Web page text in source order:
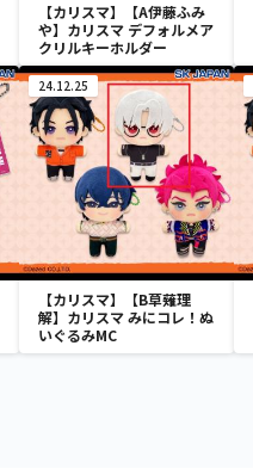
【カリスマ】【A伊藤ふみ
や】カリスマ デフォルメア
クリルキーホルダー
24.12.25
【カリスマ】【B草薙理
解】カリスマ みにコレ！ぬ
いぐるみMC